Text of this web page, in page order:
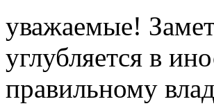
уважаемые!
углубляется в
правильному